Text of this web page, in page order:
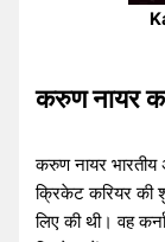
करुण नायर
करुण नायर भारतीय
क्रिकेट करियर
लिए की थी। वह